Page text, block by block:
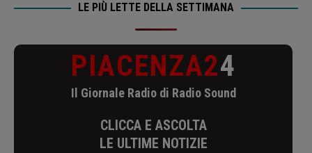
LE PIÙ LETTE DELLA SETTIMANA
PIACENZA24
Il Giornale Radio di Radio Sound
CLICCA E ASCOLTA
LE ULTIME NOTIZIE